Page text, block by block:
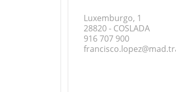
Luxemburgo, 1
28820 - COSLADA
916 707 900